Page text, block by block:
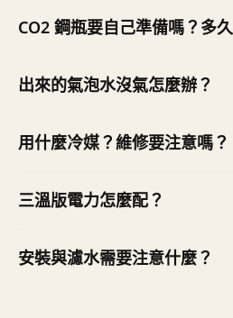
域。三溫版（HCS PLUS）的熱
bar），調整 CO2 鋼瓶上的減壓
CO2 鋼瓶要自己準備嗎？多
約每 425g CO2 產出 50–60 公升
出來的氣泡水沒氣怎麼辦？
50–65 psi）；② 機內可能殘留空
化幫浦暫停，拔插頭等約 20 秒再
用什麼冷媒？維修要注意嗎？
由原廠授權技師處理。
三溫版電力怎麼配？
5A、熱水主機 220V 15A。
安裝與濾水需要注意什麼？